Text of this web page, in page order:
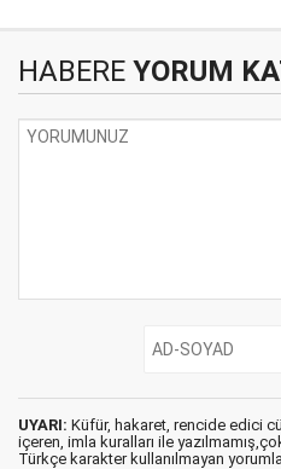
HABERE YORUM
UYARI: Küfür, hakaret, rencide edici
içeren, imla kuralları ile
Türkçe karakter kullanılmayan